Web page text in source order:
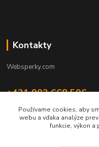
Kontakty
Websperky.com
+421 903 668 596
info@websperky.com
Používame cookies, aby
webu a vďaka analýze
funkcie, výkon